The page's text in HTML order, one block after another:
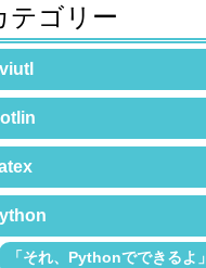
テゴリー
「それ、Pythonでできるよ」